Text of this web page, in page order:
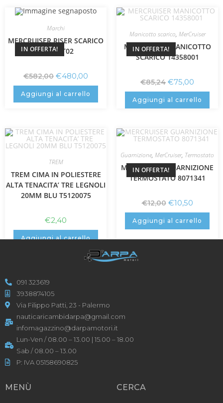
IN OFFERTA!
Marchi
MERCRUISER RISER SCARICO
864309T02
€582,00 €480,00
Aggiungi al carrello
IN OFFERTA!
Manicotto scarico, MerCruiser
MERCRUISER MANICOTTO
SCARICO 14358001
€85,24 €75,00
Aggiungi al carrello
TREM
TREM CIMA IN POLIESTERE
ALTA TENACITA’ TRE LEGNOLI
20MM BLU T5120075
€2,40
Aggiungi al carrello
IN OFFERTA!
Guarnizione, MerCruiser, Termostato
MERCRUISER GUARNIZIONE
TERMOSTATO 8071341
€12,00 €10,50
Aggiungi al carrello
091 323619
3938874105
Via Filippo Patti, 23 - Palermo
nauticaricambidarpa@gmail.com
infomagazzino@darpamotori.it
Lun-Ven / 08.00 – 13.00 | 15.00 – 18.00
Sab / 08.00 – 13.00
P: IVA 05158690825
MENÙ CERCA